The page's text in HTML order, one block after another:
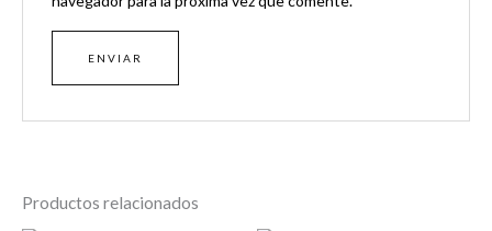
Productos relacionados